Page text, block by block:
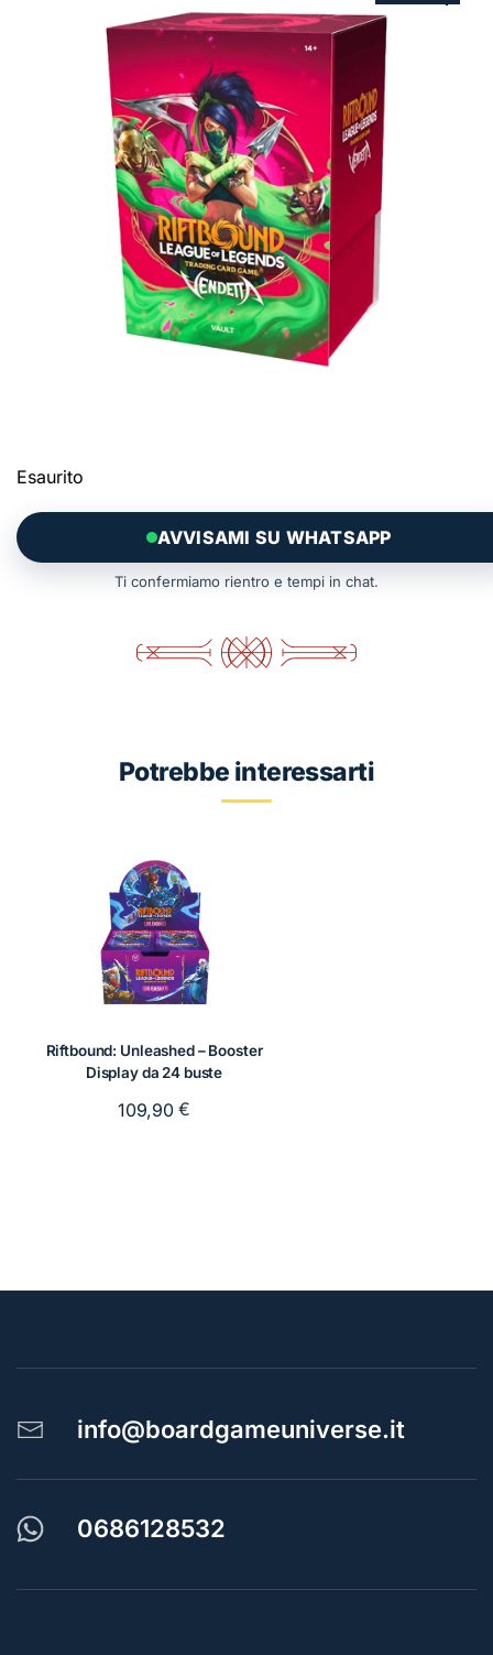
Esaurito
AVVISAMI SU WHATSAPP
Ti confermiamo rientro e tempi in chat.
Potrebbe interessarti
Riftbound: Unleashed – Booster
Display da 24 buste
109,90€
info@boardgameuniverse.it
0686128532